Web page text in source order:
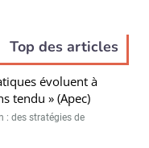
Top des articles
évoluent à
tendu » (Apec)
: des stratégies de